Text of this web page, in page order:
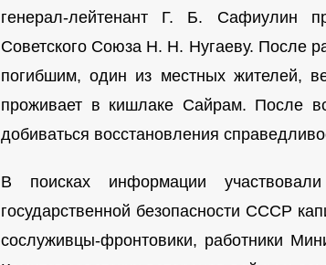
генерал-лейтенант Г. Б. Сафиулин
Советского Союза Н. Н. Нугаеву. После
погибшим, один из местных жителей,
проживает в кишлаке Сайрам. После
добиваться восстановления
В поисках информации
государственной безопасности СССР
сослуживцы-фронтовики, работники